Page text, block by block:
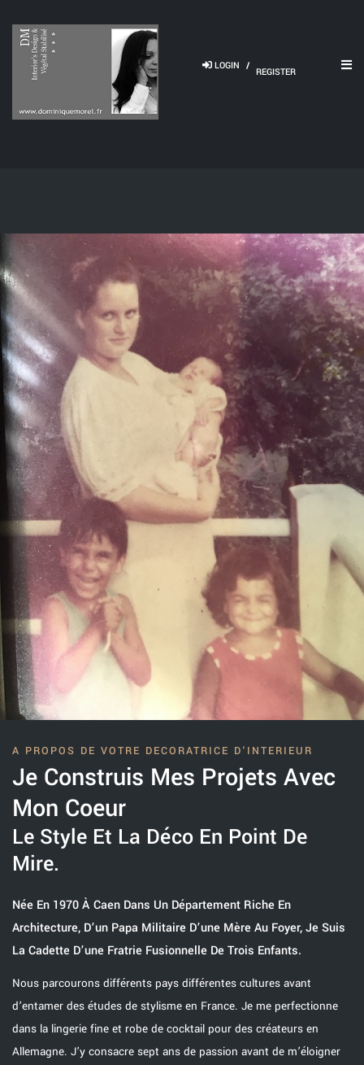
LOGIN /
REGISTER
A PROPOS DE VOTRE DECORATRICE D'INTERIEUR
Je Construis Mes Projets Avec
Mon Coeur
Le Style Et La Déco En Point De
Mire.
Née En 1970 À Caen Dans Un Département Riche En
Architecture, D’un Papa Militaire D’une Mère Au Foyer, Je Suis
La Cadette D’une Fratrie Fusionnelle De Trois Enfants.
Nous parcourons différents pays différentes cultures avant
d’entamer des études de stylisme en France. Je me perfectionne
dans la lingerie fine et robe de cocktail pour des créateurs en
Allemagne. J’y consacre sept ans de passion avant de m’éloigner